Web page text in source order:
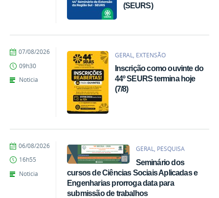
(SEURS)
GERAL, EXTENSÃO
Inscrição como ouvinte do
44º SEURS termina hoje
(7/8)
por
Ligmanovski
publicado
07/08/2026
09h30
Noticia
GERAL, PESQUISA
Seminário dos
cursos de Ciências Sociais Aplicadas e
Engenharias prorroga data para
submissão de trabalhos
por
Kais
de
publicado
06/08/2026
16h55
Noticia